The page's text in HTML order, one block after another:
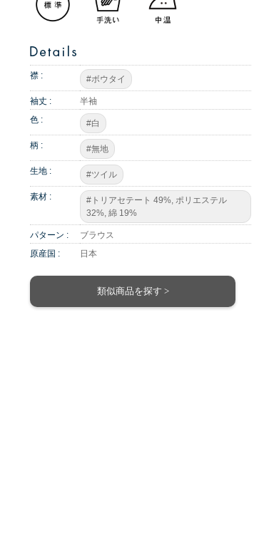
襟 : #ボウタイ
袖丈 :
半袖
色 :
#白
柄 : #無地
生地 : #ツイル
素材 :
#トリアセテート 49%, ポリエステル
32%, 綿 19%
パターン :
ブラウス
原産国 :
日本
類似商品を探す >